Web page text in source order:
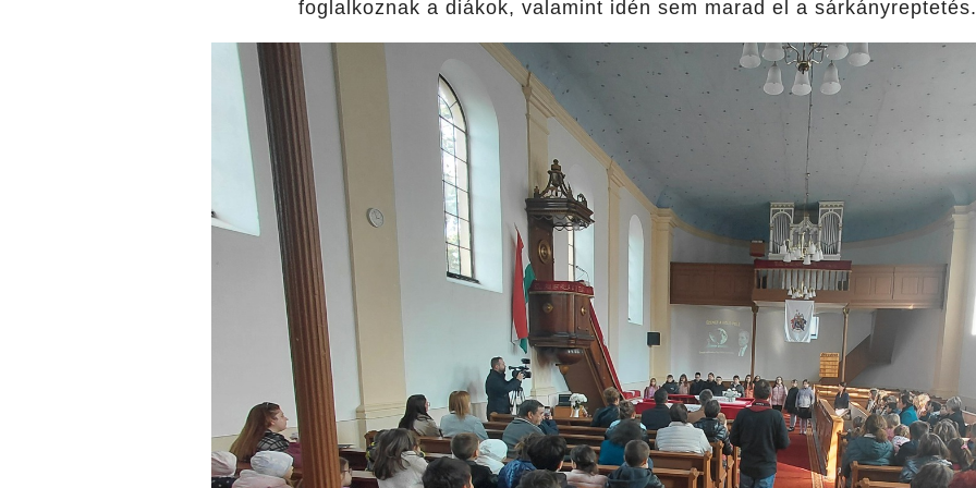
foglalkoznak a diákok, valamint idén sem marad el a sárkányreptetés.